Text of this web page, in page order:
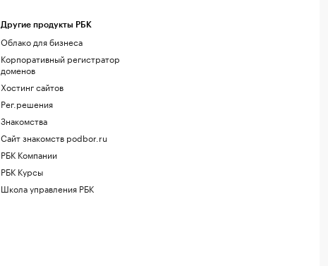
Другие продукты РБК
Облако для бизнеса
Корпоративный регистратор
доменов
Хостинг сайтов
Рег.решения
Знакомства
Сайт знакомств podbor.ru
РБК Компании
РБК Курсы
Школа управления РБК